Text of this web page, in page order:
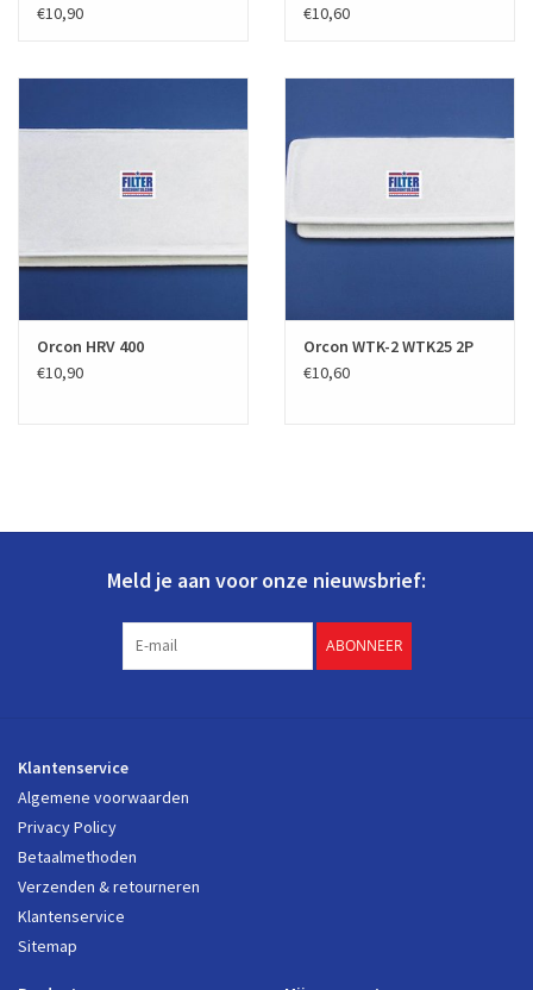
€10,90
€10,60
Orcon HRV 400
€10,90
Orcon WTK-2 WTK25 2P
€10,60
Meld je aan voor onze nieuwsbrief:
ABONNEER
Klantenservice
Algemene voorwaarden
Privacy Policy
Betaalmethoden
Verzenden & retourneren
Klantenservice
Sitemap